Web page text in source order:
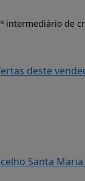
intermediário de
deste
Santa